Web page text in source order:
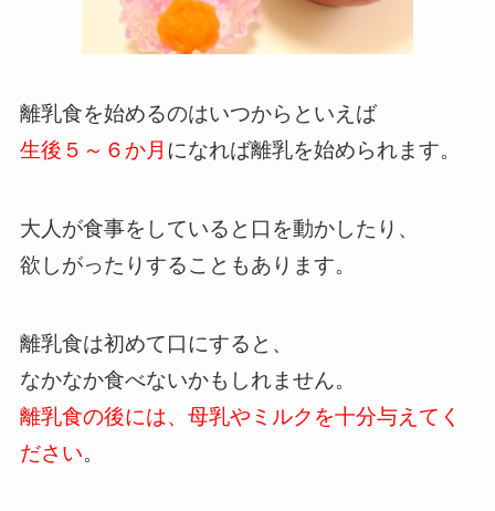
離乳食を始めるのはいつからといえば
生後５～６か月 になれば離乳を始められます。
大人が食事をしていると口を動かしたり、
欲しがったりすることもあります。
離乳食は初めて口にすると、
なかなか食べないかもしれません。
離乳食の後には、母乳やミルクを十分与えてく
ださい。